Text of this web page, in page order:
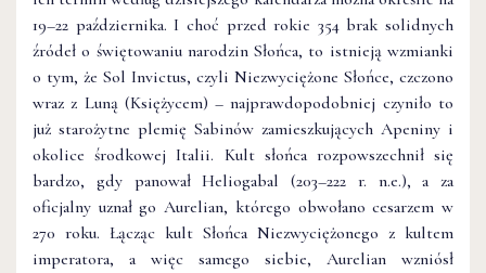
19–22 października. I choć przed rokie 354 brak solidnych
źródeł o świętowaniu narodzin Słońca, to istnieją wzmianki
o tym, że Sol Invictus, czyli Niezwyciężone Słońce, czczono
wraz z Luną (Księżycem) – najprawdopodobniej czyniło to
już starożytne plemię Sabinów zamieszkujących Apeniny i
okolice środkowej Italii. Kult słońca rozpowszechnił się
bardzo, gdy panował Heliogabal (203–222 r. n.e.), a za
oficjalny uznał go Aurelian, którego obwołano cesarzem w
270 roku. Łącząc kult Słońca Niezwyciężonego z kultem
imperatora, a więc samego siebie, Aurelian wzniósł